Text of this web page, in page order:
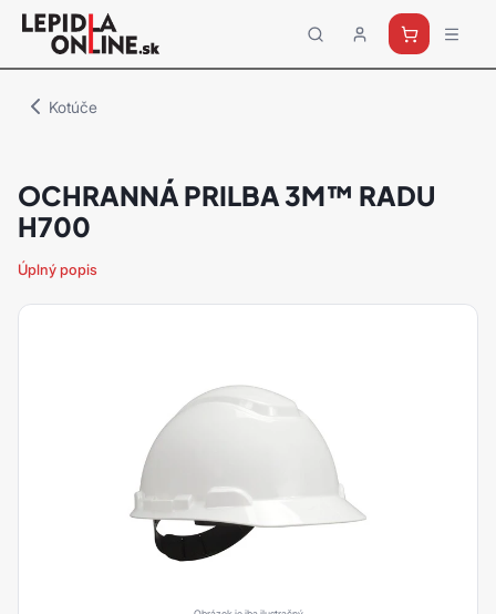
Priemyselné
lepidlá
Kotúče
OCHRANNÁ PRILBA 3M™ RADU
H700
Úplný popis